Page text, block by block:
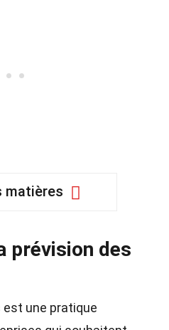
matières
prévision des
est une pratique